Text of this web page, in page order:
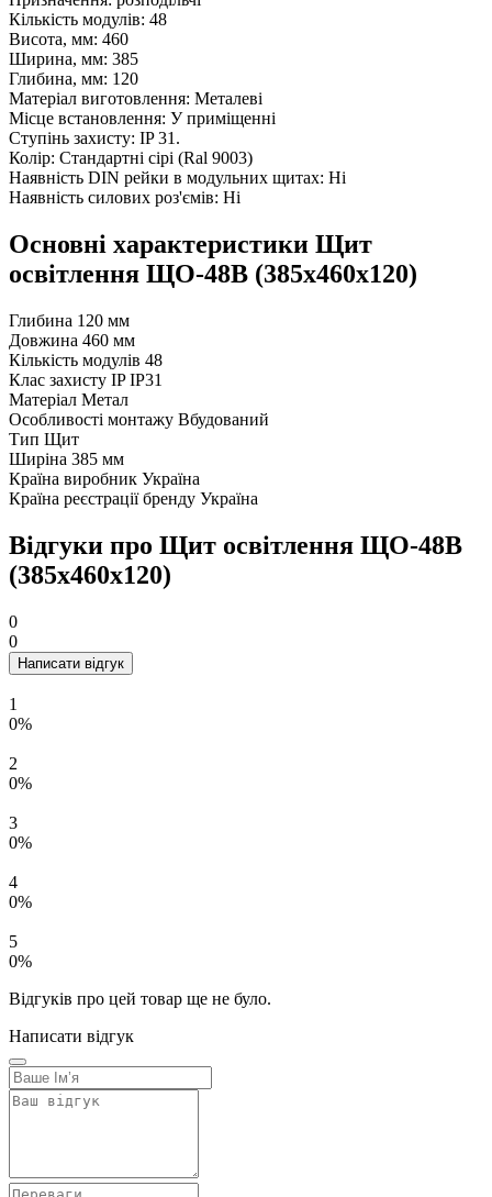
Кількість модулів: 48
Висота, мм: 460
Ширина, мм: 385
Глибина, мм: 120
Матеріал виготовлення: Металеві
Місце встановлення: У приміщенні
Ступінь захисту: IP 31.
Колір: Стандартні сірі (Ral 9003)
Наявність DIN рейки в модульних щитах: Ні
Наявність силових роз'ємів: Ні
Основні характеристики Щит
оcвiтлення ЩО-48В (385х460х120)
Глибина 120 мм
Довжина 460 мм
Кількість модулів 48
Клас захисту IP IP31
Матеріал Метал
Особливості монтажу Вбудований
Тип Щит
Ширіна 385 мм
Країна виробник Україна
Країна реєстрації бренду Україна
Відгуки про Щит оcвiтлення ЩО-48В
(385х460х120)
0
0
Написати відгук
1
0%
2
0%
3
0%
4
0%
5
0%
Відгуків про цей товар ще не було.
Написати відгук